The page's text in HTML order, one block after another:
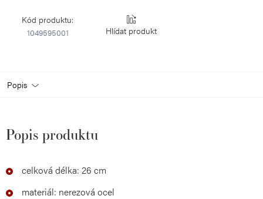
Kód produktu:
1049595001
Hlídat
Popis
Popis produktu
celková délka: 26 cm
materiál: nerezová ocel